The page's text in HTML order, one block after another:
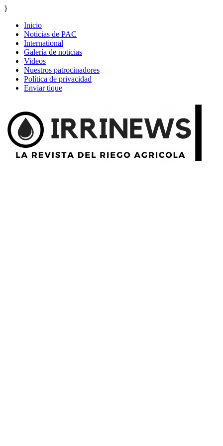
}
Inicio
Noticias de PAC
International
Galería de noticias
Videos
Nuestros patrocinadores
Política de privacidad
Enviar tique